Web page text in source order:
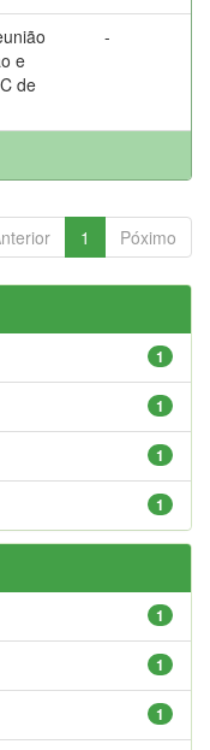
e
de
-
1 Póximo
1
1
1
1
1
1
1